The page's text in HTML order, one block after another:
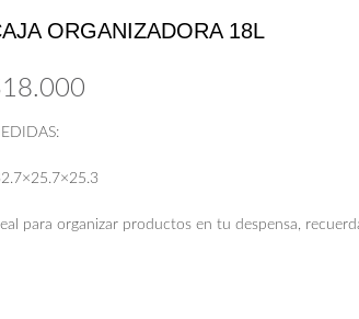
ORGANIZADORA 18L
18.000
para organizar productos en tu despensa,